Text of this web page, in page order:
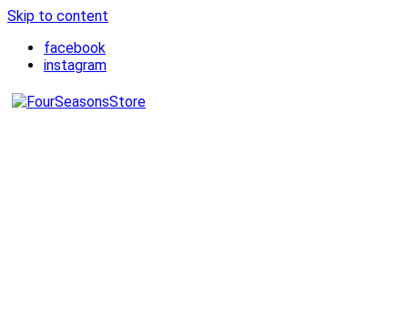
Skip to content
facebook
instagram